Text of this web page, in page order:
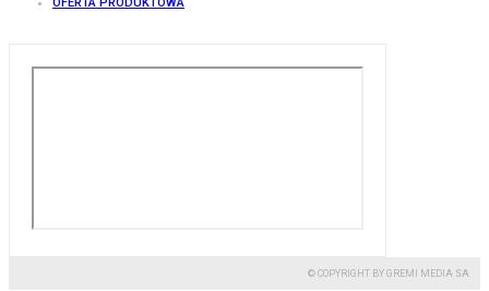
© COPYRIGHT BY GREMI MEDIA SA